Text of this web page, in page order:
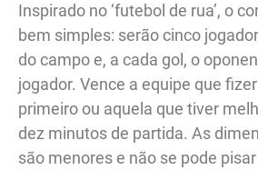
Inspirado no ‘futebol de rua’, o
bem simples: serão cinco
do campo e, a cada gol, o
jogador. Vence a equipe que
primeiro ou aquela que tiver
dez minutos de partida. As
são menores e não se pode